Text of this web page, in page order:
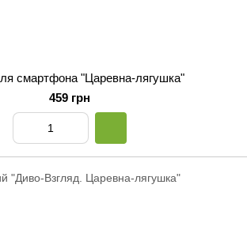
смартфона "Царевна-лягушка"
459 грн